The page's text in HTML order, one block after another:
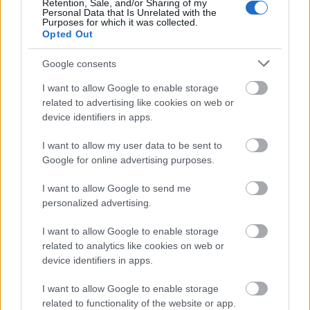
Retention, Sale, and/or Sharing of my
Personal Data that Is Unrelated with the
Purposes for which it was collected.
Opted Out
Google consents
I want to allow Google to enable storage
related to advertising like cookies on web or
device identifiers in apps.
I want to allow my user data to be sent to
Google for online advertising purposes.
I want to allow Google to send me
personalized advertising.
I want to allow Google to enable storage
related to analytics like cookies on web or
device identifiers in apps.
I want to allow Google to enable storage
related to functionality of the website or app.
föregående helg och Energamo Lipnolopet som
avgörs den 4 oktober.
Läs också:Autumn Classics live på SC PLAY
Prenumerera på vårt nyhetsbrev
MEST LÄSTA